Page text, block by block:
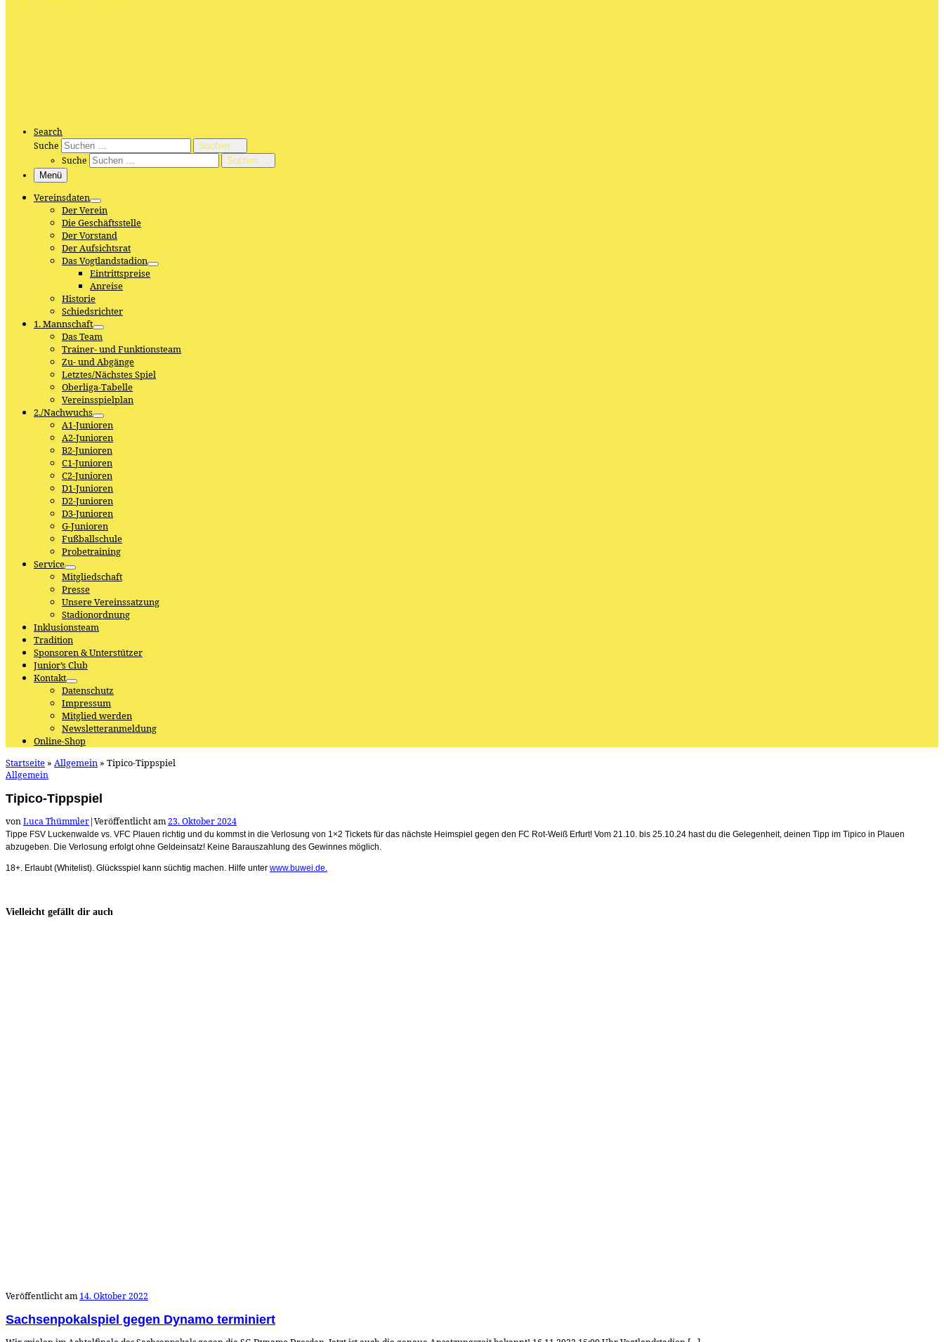
Search
Suche
Suchen …
Suche
Suchen …
Menü
Vereinsdaten
Der Verein
Die Geschäftsstelle
Der Vorstand
Der Aufsichtsrat
Das Vogtlandstadion
Eintrittspreise
Anreise
Historie
Schiedsrichter
1. Mannschaft
Das Team
Trainer- und Funktionsteam
Zu- und Abgänge
Letztes/Nächstes Spiel
Oberliga-Tabelle
Vereinsspielplan
2./Nachwuchs
A1-Junioren
A2-Junioren
B2-Junioren
C1-Junioren
C2-Junioren
D1-Junioren
D2-Junioren
D3-Junioren
G-Junioren
Fußballschule
Probetraining
Service
Mitgliedschaft
Presse
Unsere Vereinssatzung
Stadionordnung
Inklusionsteam
Tradition
Sponsoren & Unterstützer
Junior’s Club
Kontakt
Datenschutz
Impressum
Mitglied werden
Newsletteranmeldung
Online-Shop
Startseite » Allgemein » Tipico-Tippspiel
Allgemein
Tipico-Tippspiel
vonLuca Thümmler|Veröffentlicht am23. Oktober 2024
Tippe FSV Luckenwalde vs. VFC Plauen richtig und du kommst in die Verlosung von 1×2 Tickets für das nächste Heimspiel gegen den FC Rot-Weiß Erfurt! Vom 21.10. bis 25.10.24 hast du die Gelegenheit, deinen Tipp im Tipico in Plauen
abzugeben. Die Verlosung erfolgt ohne Geldeinsatz! Keine Barauszahlung des Gewinnes möglich.
18+. Erlaubt (Whitelist). Glücksspiel kann süchtig machen. Hilfe unter www.buwei.de.
Vielleicht gefällt dir auch
Veröffentlicht am14. Oktober 2022
Sachsenpokalspiel gegen Dynamo terminiert